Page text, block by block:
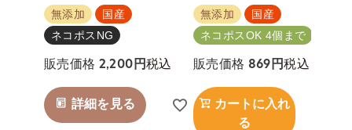
無添加
国産
ネコポスNG
販売価格 2,200 税込
詳細を見る
無添加
国産
ネコポスOK 4個まで
販売価格 869 税込
カートに入れ
る